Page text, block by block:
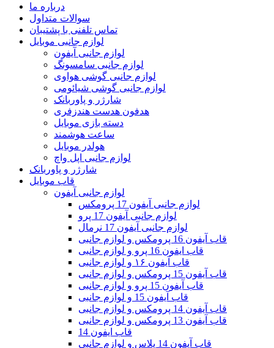
درباره ما
سوالات متداول
تماس تلفنی با پشتیبان
لوازم جانبی موبایل
لوازم جانبی آیفون
لوازم جانبی سامسونگ
لوازم جانبی گوشی هواوی
لوازم جانبی گوشی شیائومی
شارژر و پاوربانک
هدفون هدست هندزفری
دسته بازی موبایل
ساعت هوشمند
هولدر موبایل
لوازم جانبی اپل واچ
شارژر و پاوربانک
قاب موبایل
لوازم جانبی آیفون
لوازم جانبی آیفون 17 پرومکس
لوازم جانبی آیفون 17 پرو
لوازم جانبی آیفون 17 نرمال
قاب آیفون 16 پرومکس و لوازم جانبی
قاب ایفون 16 پرو و لوازم جانبی
قاب آیفون ۱۶ و لوازم جانبی
قاب آیفون 15 پرومکس و لوازم جانبی
قاب آیفون 15 پرو و لوازم جانبی
قاب آیفون 15 و لوازم جانبی
قاب آیفون 14 پرومکس و لوازم جانبی
قاب آیفون 13 پرومکس و لوازم جانبی
قاب ایفون 14
قاب آیفون 14 پلاس و لوازم جانبی